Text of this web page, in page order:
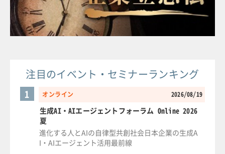
注目のイベント・セミナーランキング
オンライン 2026/08/19
1
生成AI・AIエージェントフォーラム Online 2026
夏
進化する人とAIの自律型共創社会日本企業の生成A
I・AIエージェント活用最前線